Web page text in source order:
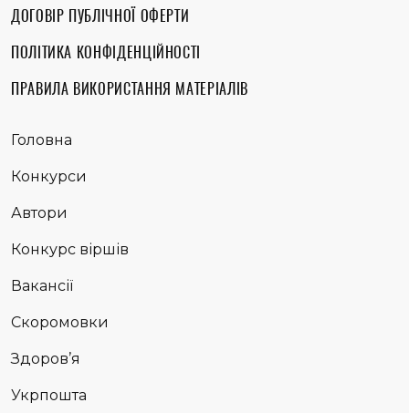
ДОГОВІР ПУБЛІЧНОЇ ОФЕРТИ
ПОЛІТИКА КОНФІДЕНЦІЙНОСТІ
ПРАВИЛА ВИКОРИСТАННЯ МАТЕРІАЛІВ
Головна
Конкурси
Автори
Конкурс віршів
Вакансії
Скоромовки
Здоров’я
Укрпошта